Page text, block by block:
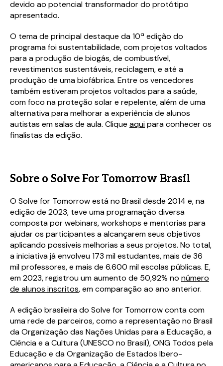
devido ao potencial transformador do protótipo
apresentado.
O tema de principal destaque da 10ª edição do
programa foi sustentabilidade, com projetos voltados
para a produção de biogás, de combustível,
revestimentos sustentáveis, reciclagem, e até a
produção de uma biofábrica. Entre os vencedores
também estiveram projetos voltados para a saúde,
com foco na proteção solar e repelente, além de uma
alternativa para melhorar a experiência de alunos
autistas em salas de aula. Clique aquipara conhecer os
finalistas da edição.
Sobre o Solve For Tomorrow Brasil
O Solve for Tomorrow está no Brasil desde 2014 e, na
edição de 2023, teve uma programação diversa
composta por webinars, workshops e mentorias para
ajudar os participantes a alcançarem seus objetivos
aplicando possíveis melhorias a seus projetos. No total,
a iniciativa já envolveu 173 mil estudantes, mais de 36
mil professores, e mais de 6.600 mil escolas públicas. E,
em 2023, registrou um aumento de 50,92% no número
de alunos inscritos, em comparação ao ano anterior.
A edição brasileira do Solve for Tomorrow conta com
uma rede de parceiros, como a representação no Brasil
da Organização das Nações Unidas para a Educação, a
Ciência e a Cultura (UNESCO no Brasil), ONG Todos pela
Educação e da Organização de Estados Ibero-